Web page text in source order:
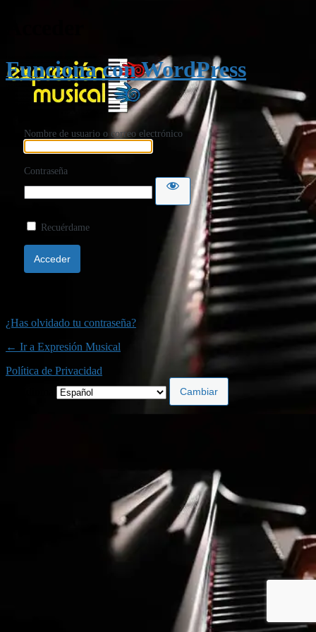
Funciona con WordPress
Nombre de usuario o correo electrónico
Contraseña
Recuérdame
¿Has olvidado tu contraseña?
← Ir a Expresión Musical
Política de Privacidad